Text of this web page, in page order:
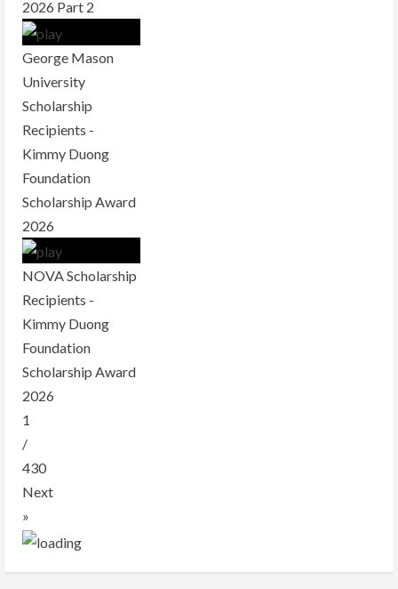
2026 Part 2
George Mason
University
Scholarship
Recipients -
Kimmy Duong
Foundation
Scholarship Award
2026
NOVA Scholarship
Recipients -
Kimmy Duong
Foundation
Scholarship Award
2026
1
/
430
Next
»